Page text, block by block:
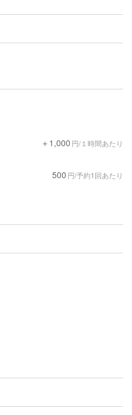
＋1,000 円/１時間あたり
500 円/予約1回あたり